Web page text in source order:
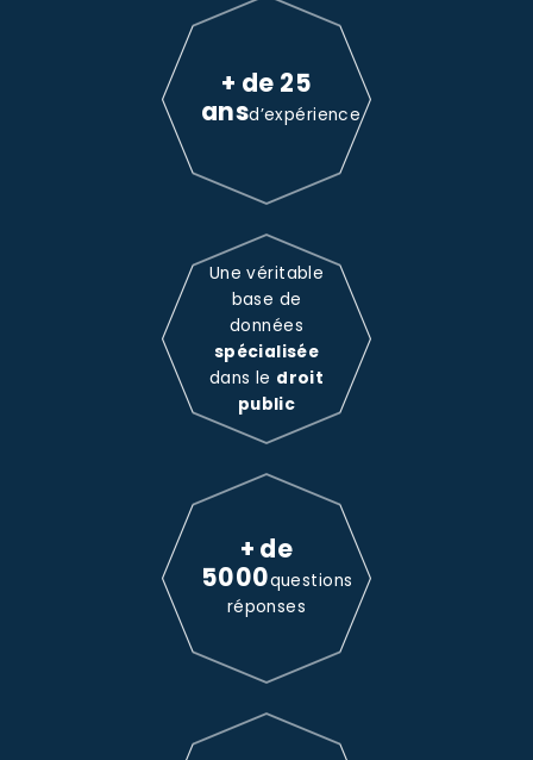
+ de 25
ansd’expérience
Une véritable
base de
données
spécialisée
dans le droit
public
+ de
5000questions
réponses